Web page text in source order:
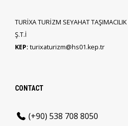
TURİXA TURİZM SEYAHAT
Ş.T.İ
KEP: turixaturizm@hs01.kep.tr
CONTACT
(+90) 538 708 8050